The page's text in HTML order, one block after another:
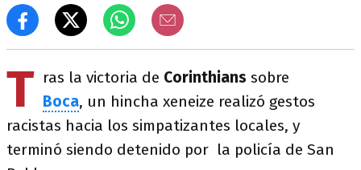
T ras la victoria de Corinthians sobre
Boca, un hincha xeneize realizó gestos
racistas hacia los simpatizantes locales, y
terminó siendo detenido por la policía de San